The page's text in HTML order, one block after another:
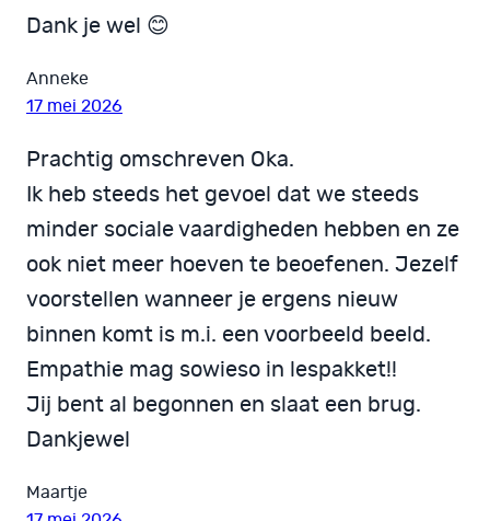
Dank je wel 😊
Anneke
17 mei 2026
Prachtig omschreven Oka.
Ik heb steeds het gevoel dat we steeds
minder sociale vaardigheden hebben en ze
ook niet meer hoeven te beoefenen. Jezelf
voorstellen wanneer je ergens nieuw
binnen komt is m.i. een voorbeeld beeld.
Empathie mag sowieso in lespakket!!
Jij bent al begonnen en slaat een brug.
Dankjewel
Maartje